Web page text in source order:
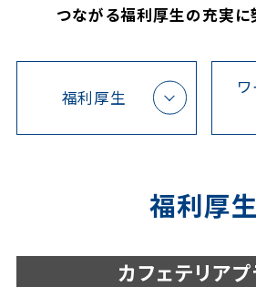
つながる福利厚生の充実に
福利厚生
福利厚生
カフェテリア